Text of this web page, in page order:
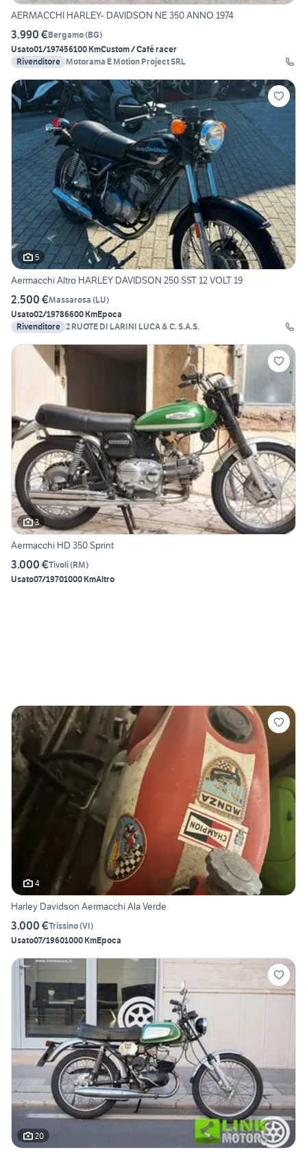
AERMACCHI HARLEY- DAVIDSON NE 350 ANNO 1974
3.990 €Bergamo(BG)
Usato01/197456100 KmCustom / Café racer
Rivenditore Motorama E Motion Project SRL
5
Aermacchi Altro HARLEY DAVIDSON 250 SST 12 VOLT 19
2.500 €Massarosa (LU)
Usato02/19786600 KmEpoca
Rivenditore 2 RUOTE DI LARINI LUCA & C. S.A.S.
3
Aermacchi HD 350 Sprint
3.000 €Tivoli(RM)
Usato07/19701000 KmAltro
4
Harley Davidson Aermacchi Ala Verde
3.000 €Trissino(VI)
Usato07/19601000 KmEpoca
20